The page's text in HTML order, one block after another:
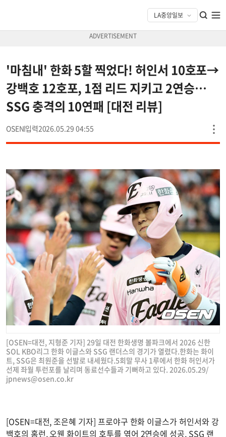
'마침내' 한화 5할 찍었다! 허인서 10호포→
강백호 12호포, 1점 리드 지키고 2연승…
SSG 충격의 10연패 [대전 리뷰]
OSEN 2026.05.29 04:55
[OSEN=대전, 지형준 기자] 29일 대전 한화생명 볼파크에서 2026 신한
SOL KBO리그 한화 이글스와 SSG 랜더스의 경기가 열렸다.한화는 화이
트, SSG은 최원준을 선발로 내세웠다.5회말 무사 1루에서 한화 허인서가
선제 좌월 투런포를 날리며 동료선수들과 기뻐하고 있다. 2026.05.29/
jpnews@osen.co.kr
[OSEN=대전, 조은혜 기자] 프로야구 한화 이글스가 허인서와 강
백호의 홈런, 오웬 화이트의 호투를 엮어 2연승에 성공, SSG 랜